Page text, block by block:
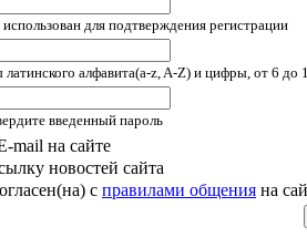
использован для подтверждения регистрации
латинского алфавита(a-z, A-Z) и цифры, от 6 до
введенный пароль
mail на сайте
новостей сайта
с правилами общения на